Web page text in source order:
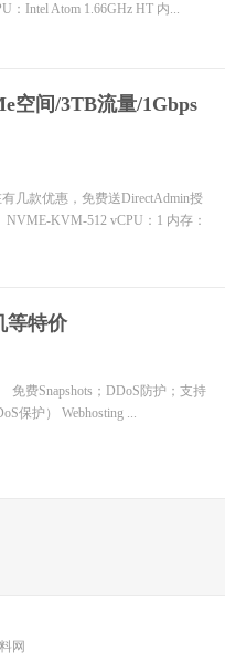
Intel Atom 1.66GHz HT 内...
空间/3TB流量/1Gbps
几款优惠，免费送DirectAdmin授
KVM-512 vCPU：1 内存：
等特价
免费Snapshots；DDoS防护；支持
保护） Webhosting ...
网